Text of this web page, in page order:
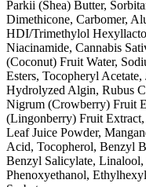
Parkii (Shea) Butter,
Dimethicone, Carbomer,
HDI/Trimethylol
Niacinamide, Cannabis
(Coconut) Fruit Water,
Esters, Tocopheryl
Hydrolyzed Algin, Rubus
Nigrum (Crowberry) Fruit
(Lingonberry) Fruit
Leaf Juice Powder,
Acid, Tocopherol, Benzyl
Benzyl Salicylate,
Phenoxyethanol,